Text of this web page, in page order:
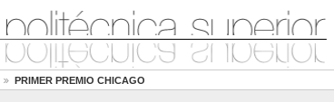
PRIMER PREMIO CHICAGO